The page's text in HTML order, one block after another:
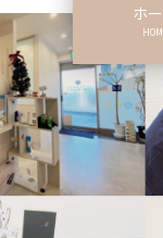
移
動
ン
に
移
動
ホ